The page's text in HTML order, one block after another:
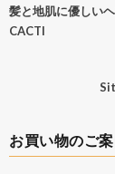
髪と地肌に優しい
CACTI
お買い物のご